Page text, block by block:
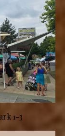
1-3